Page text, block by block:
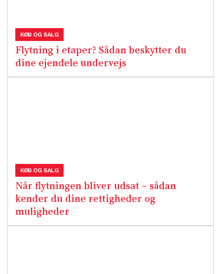
Flytning i etaper? Sådan beskytter du
dine ejendele undervejs
KØB OG SALG
Når flytningen bliver udsat – sådan
kender du dine rettigheder og
muligheder
KØB OG SALG